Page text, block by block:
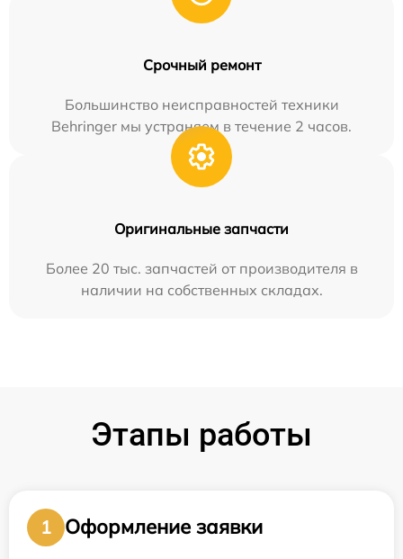
Срочный ремонт
Большинство неисправностей техники
Behringer мы устраняем в течение 2 часов.
Оригинальные запчасти
Более 20 тыс. запчастей от производителя в
наличии на собственных складах.
Этапы работы
1
Оформление заявки